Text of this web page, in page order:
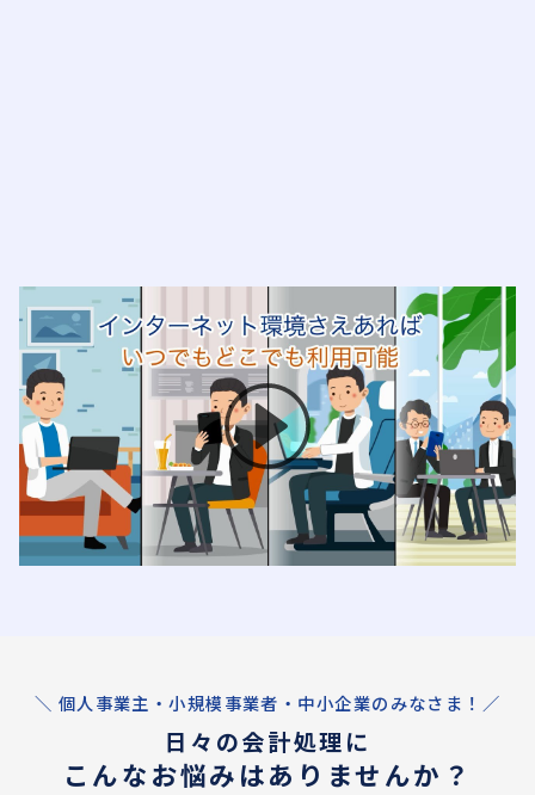
＼ 個人事業主・小規模事業者・中小企業のみなさま！／
日々の会計処理に
こんなお悩みはありませんか？